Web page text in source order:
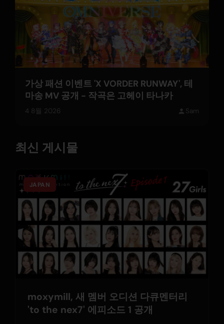
가상 패션 이벤트 'X VORDER RUNWAY', 테
마송 MV 공개 - 작곡은 고헤이 타나카
4 8월 2026 Sam
최신 게시물
JAPAN
moxymill, 새 멤버 오디션 다큐멘터리
'to the nex7' 에피소드 1 공개